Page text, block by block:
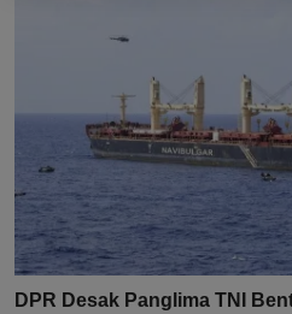
DPR Desak Panglima TNI